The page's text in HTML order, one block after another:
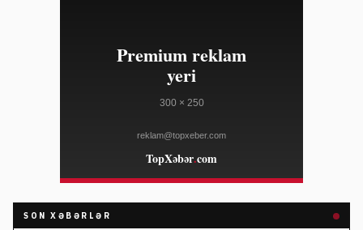
SON XƏBƏRLƏR